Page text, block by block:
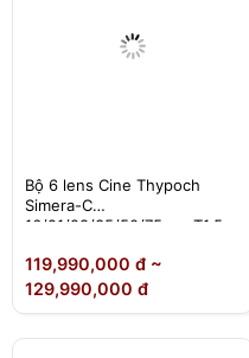
Bộ 6 lens Cine Thypoch
Simera-C
16/21/28/35/50/75mm T1.5
119,990,000 đ ~
129,990,000 đ